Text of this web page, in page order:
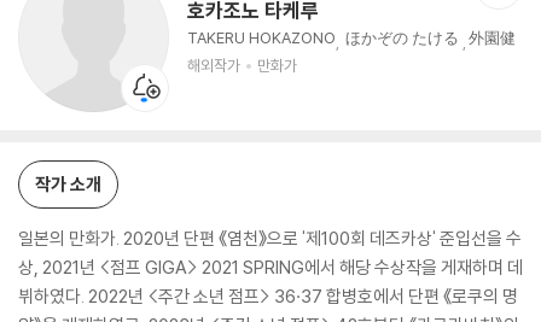
호카조노 타케루
TAKERU HOKAZONO ほかぞの たける 外園健
해외작가
만화가
작가 소개
일본의 만화가. 2020년 단편 《염천》으로 '제100회 데즈카상' 준입선을 수
상, 2021년 <점프 GIGA> 2021 SPRING에서 해당 수상작을 게재하며 데
뷔하였다. 2022년 <주간 소년 점프> 36·37 합병호에서 단편 《로쿠의 명